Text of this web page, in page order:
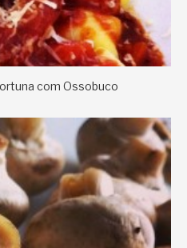
com Ossobuco